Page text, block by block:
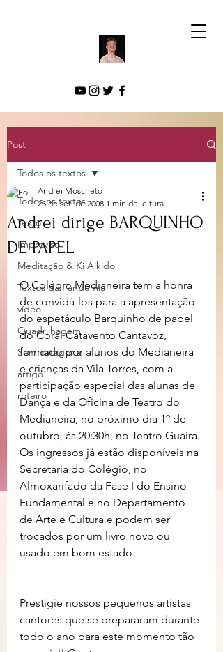
Post
Todos os textos
Texto
Improviso
Meditação & Ki Aikido
Textos da Pandemia
vídeo
Quadrilhagem
Sem categoria
artigo
roteiro
Todos os textos
Andrei dirige BARQUINHO
DE PAPEL
Andrei Moscheto
23 de set. de 2008 1 min de leitura
O Colégio Medianeira tem a honra
de convidá-los para a apresentação
do espetáculo Barquinho de papel
do Coral Catavento Cantavoz,
formado por alunos do Medianeira
e crianças da Vila Torres, com a
participação especial das alunas de
Dança e da Oficina de Teatro do
Medianeira, no próximo dia 1º de
outubro, às 20:30h, no Teatro Guaíra.
Os ingressos já estão disponíveis na
Secretaria do Colégio, no
Almoxarifado da Fase I do Ensino
Fundamental e no Departamento
de Arte e Cultura e podem ser
trocados por um livro novo ou
usado em bom estado.
Prestigie nossos pequenos artistas
cantores que se prepararam durante
todo o ano para este momento tão